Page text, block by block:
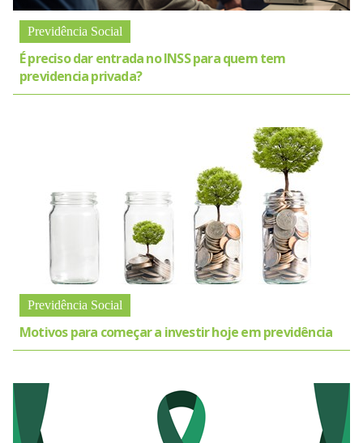
Previdência Social
É preciso dar entrada no INSS para quem tem
previdencia privada?
Previdência Social
Motivos para começar a investir hoje em previdência